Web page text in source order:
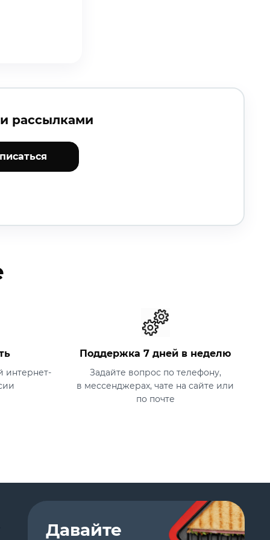
рассылками
интернет-
Поддержка 7 дней в неделю
Задайте вопрос по телефону,
в мессенджерах, чате на сайте или
по почте
Давайте